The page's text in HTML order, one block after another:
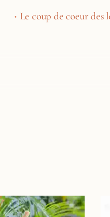
Le coup de coeur des